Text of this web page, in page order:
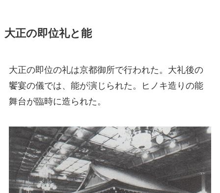
大正の即位礼と能
大正の即位の礼は京都御所で行われた。大礼後の
饗宴の儀では、能が演じられた。ヒノキ造りの能
舞台が臨時に造られた。